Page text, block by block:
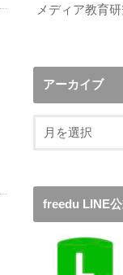
メディア教育
アーカイブ
freedu LINE